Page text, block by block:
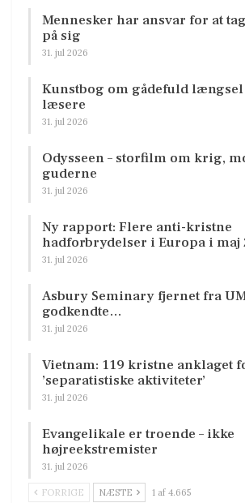
Mennesker har ansvar for at
på sig
31. jul 2026
Kunstbog om gådefuld
læsere
31. jul 2026
Odysseen – storfilm om krig,
guderne
31. jul 2026
Ny rapport: Flere anti-kristne
hadforbrydelser i Europa i maj
31. jul 2026
Asbury Seminary fjernet fra
godkendte…
31. jul 2026
Vietnam: 119 kristne anklaget
’separatistiske aktiviteter’
31. jul 2026
Evangelikale er troende – ikke
højreekstremister
31. jul 2026
FORRIGE NÆSTE 1 af 4.665